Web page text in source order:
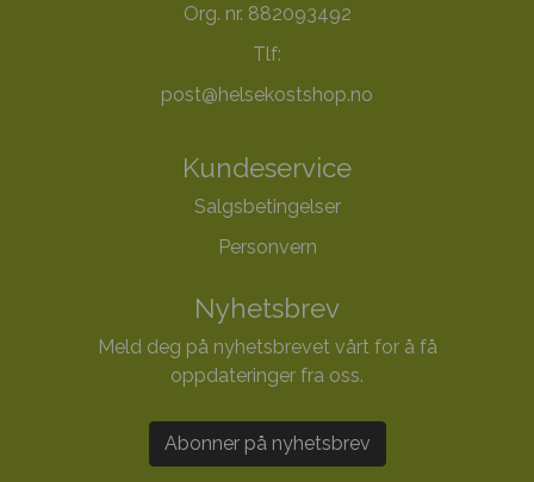
Org. nr. 882093492
Tlf:
post@helsekostshop.no
Kundeservice
Salgsbetingelser
Personvern
Nyhetsbrev
Meld deg på nyhetsbrevet vårt for å få
oppdateringer fra oss.
Abonner på nyhetsbrev